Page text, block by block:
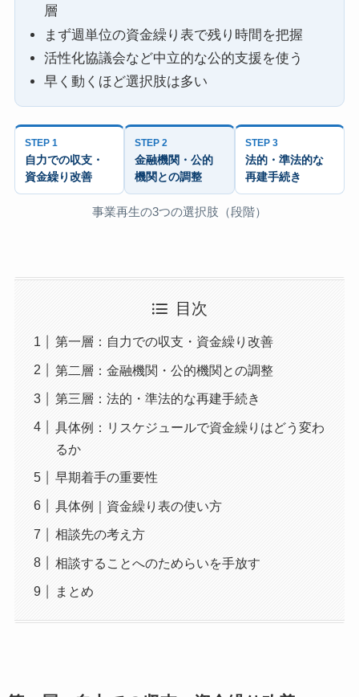
層
まず週単位の資金繰り表で残り時間を把握
活性化協議会など中立的な公的支援を使う
早く動くほど選択肢は多い
STEP 1
自力での収支・
資金繰り改善
STEP 2
金融機関・公的
機関との調整
STEP 3
法的・準法的な
再建手続き
事業再生の3つの選択肢（段階）
目次
第一層：自力での収支・資金繰り改善
第二層：金融機関・公的機関との調整
第三層：法的・準法的な再建手続き
具体例：リスケジュールで資金繰りはどう変わ
るか
早期着手の重要性
具体例｜資金繰り表の使い方
相談先の考え方
相談することへのためらいを手放す
まとめ